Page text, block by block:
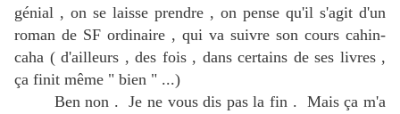
génial , on se laisse prendre , on pense qu'il s'agit d'un
roman de SF ordinaire , qui va suivre son cours cahin-
caha ( d'ailleurs , des fois , dans certains de ses livres ,
ça finit même " bien " ...)
Ben non . Je ne vous dis pas la fin . Mais ça m'a